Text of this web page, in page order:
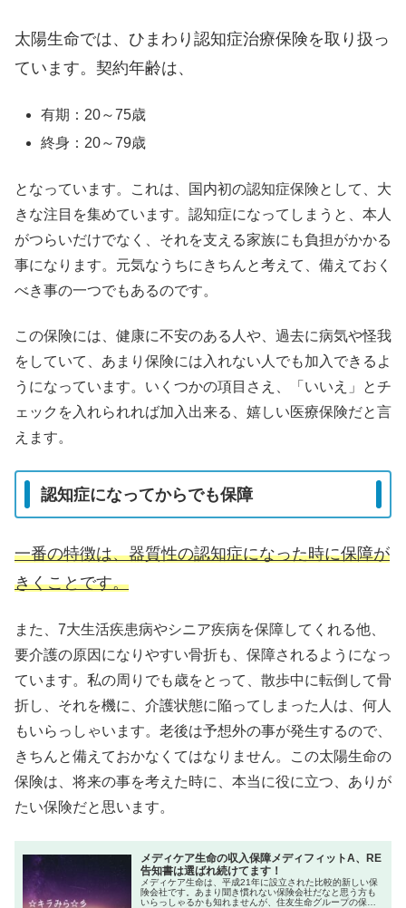
太陽生命では、ひまわり認知症治療保険を取り扱っ
ています。契約年齢は、
有期：20～75歳
終身：20～79歳
となっています。これは、国内初の認知症保険として、大
きな注目を集めています。認知症になってしまうと、本人
がつらいだけでなく、それを支える家族にも負担がかかる
事になります。元気なうちにきちんと考えて、備えておく
べき事の一つでもあるのです。
この保険には、健康に不安のある人や、過去に病気や怪我
をしていて、あまり保険には入れない人でも加入できるよ
うになっています。いくつかの項目さえ、「いいえ」とチ
ェックを入れられれば加入出来る、嬉しい医療保険だと言
えます。
認知症になってからでも保障
一番の特徴は、器質性の認知症になった時に保障が
きくことです。
また、7大生活疾患病やシニア疾病を保障してくれる他、
要介護の原因になりやすい骨折も、保障されるようになっ
ています。私の周りでも歳をとって、散歩中に転倒して骨
折し、それを機に、介護状態に陥ってしまった人は、何人
もいらっしゃいます。老後は予想外の事が発生するので、
きちんと備えておかなくてはなりません。この太陽生命の
保険は、将来の事を考えた時に、本当に役に立つ、ありが
たい保険だと思います。
メディケア生命の収入保障メディフィットA、RE
告知書は選ばれ続けてます！
メディケア生命は、平成21年に設立された比較的新しい保
険会社です。あまり聞き慣れない保険会社だなと思う方も
いらっしゃるかも知れませんが、住友生命グループの保険